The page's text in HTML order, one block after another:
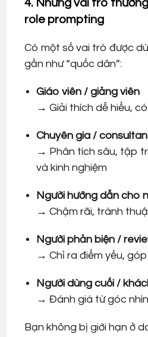
4. Những vai trò
role prompting
Có một số vai trò được
gần như “quốc dân”:
Giáo viên / giảng viên
→ Giải thích dễ hiểu,
Chuyên gia /
→ Phân tích sâu, tập
và kinh nghiệm
Người hướng dẫn cho
→ Chậm rãi, tránh
Người phản biện /
→ Chỉ ra điểm yếu,
Người dùng cuối /
→ Đánh giá từ góc
Bạn không bị giới hạn ở